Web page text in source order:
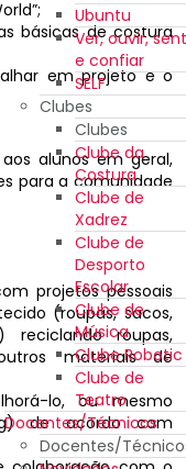
Ubuntu
Ver, ouvir,
e confiar
SELF
Clubes
Clubes
Clube da
Costura
Clube de
Xadrez
Clube de
Desporto
Escolar
Clube de
Música
Clube Robotic
Clube de
Teatro
Docentes/Técnicos
Docentes/
básicas de costura
em projeto e o
alunos em geral,
para a comunidade
projetos pessoais
(roupas, sacos,
reciclando roupas,
materiais de
lo, ou mesmo
de acordo com